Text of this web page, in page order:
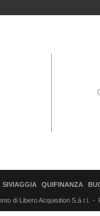
SIVIAGGIA QUIFINANZA
di Libero Acquisition S.á r.l.